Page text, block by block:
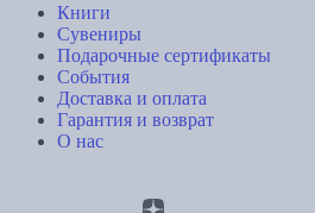
Книги
Сувениры
Подарочные сертификаты
События
Доставка и оплата
Гарантия и возврат
О нас